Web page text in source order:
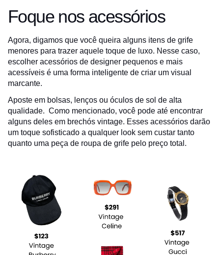
Foque nos acessórios
Agora, digamos que você queira alguns itens de grife
menores para trazer aquele toque de luxo. Nesse caso,
escolher acessórios de designer pequenos e mais
acessíveis é uma forma inteligente de criar um visual
marcante.
Aposte em bolsas, lenços ou óculos de sol de alta
qualidade. Como mencionado, você pode até encontrar
alguns deles em brechós vintage. Esses acessórios darão
um toque sofisticado a qualquer look sem custar tanto
quanto uma peça de roupa de grife pelo preço total.